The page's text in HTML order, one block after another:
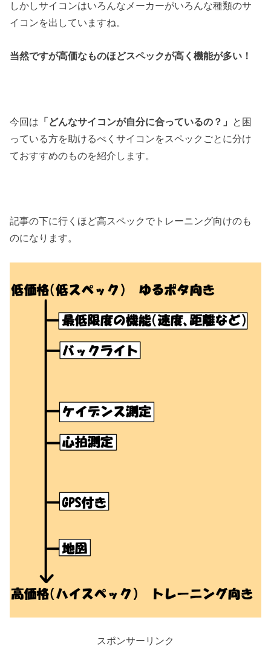
しかしサイコンはいろんなメーカーがいろんな種類のサ
イコンを出していますね。
当然ですが高価なものほどスペックが高く機能が多い！
今回は 「どんなサイコンが自分に合っているの？」
と困
っている方を助けるべくサイコンをスペックごとに分け
ておすすめのものを紹介します。
記事の下に行くほど高スペックでトレーニング向けのも
のになります。
スポンサーリンク